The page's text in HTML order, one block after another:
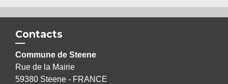
Contacts
Commune de Steene
Rue de la Mairie
59380 Steene - FRANCE